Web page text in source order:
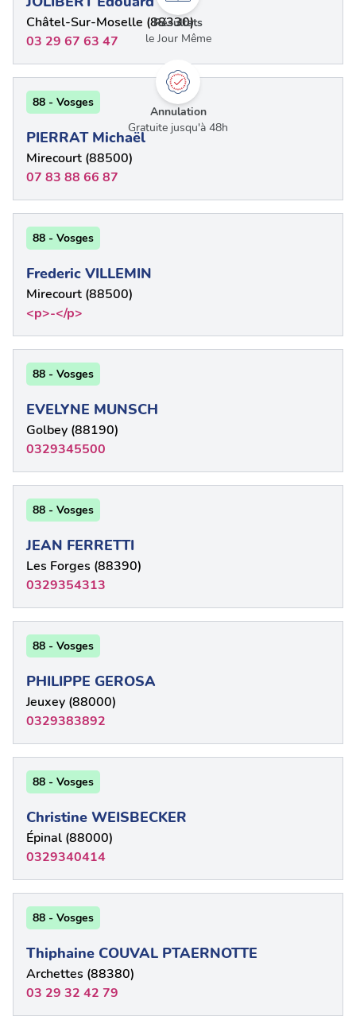
Résultats
le Jour Même
Annulation
Gratuite jusqu'à 48h
Châtel-Sur-Moselle (88330)
03 29 67 63 47
88 - Vosges
PIERRAT Michaël
Mirecourt (88500)
07 83 88 66 87
88 - Vosges
Frederic VILLEMIN
Mirecourt (88500)
<p>-</p>
88 - Vosges
EVELYNE MUNSCH
Golbey (88190)
0329345500
88 - Vosges
JEAN FERRETTI
Les Forges (88390)
0329354313
88 - Vosges
PHILIPPE GEROSA
Jeuxey (88000)
0329383892
88 - Vosges
Christine WEISBECKER
Épinal (88000)
0329340414
88 - Vosges
Thiphaine COUVAL PTAERNOTTE
Archettes (88380)
03 29 32 42 79